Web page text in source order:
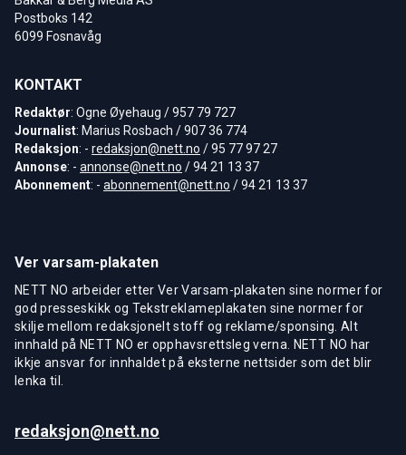
Postboks 142
6099 Fosnavåg
KONTAKT
Redaktør: Ogne Øyehaug / 957 79 727
Journalist: Marius Rosbach / 907 36 774
Redaksjon: - redaksjon@nett.no / 95 77 97 27
Annonse: - annonse@nett.no / 94 21 13 37
Abonnement: - abonnement@nett.no / 94 21 13 37
Ver varsam-plakaten
NETT NO arbeider etter Ver Varsam-plakaten sine normer for
god presseskikk og Tekstreklameplakaten sine normer for
skilje mellom redaksjonelt stoff og reklame/sponsing. Alt
innhald på NETT NO er opphavsrettsleg verna. NETT NO har
ikkje ansvar for innhaldet på eksterne nettsider som det blir
lenka til.
redaksjon@nett.no